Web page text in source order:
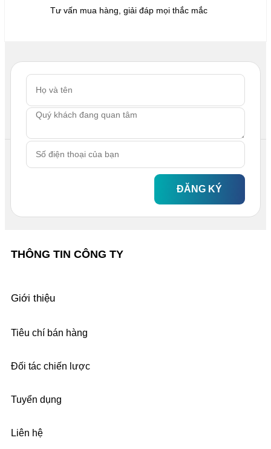
Tư vấn mua hàng, giải đáp mọi thắc mắc
ĐĂNG KÝ
THÔNG TIN CÔNG TY
Giới thiệu
Tiêu chí bán hàng
Đối tác chiến lược
Tuyển dụng
Liên hệ